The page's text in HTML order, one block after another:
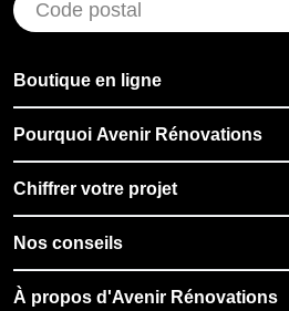
Boutique en ligne
Pourquoi Avenir Rénovations
Chiffrer votre projet
Nos conseils
À propos d'Avenir Rénovations